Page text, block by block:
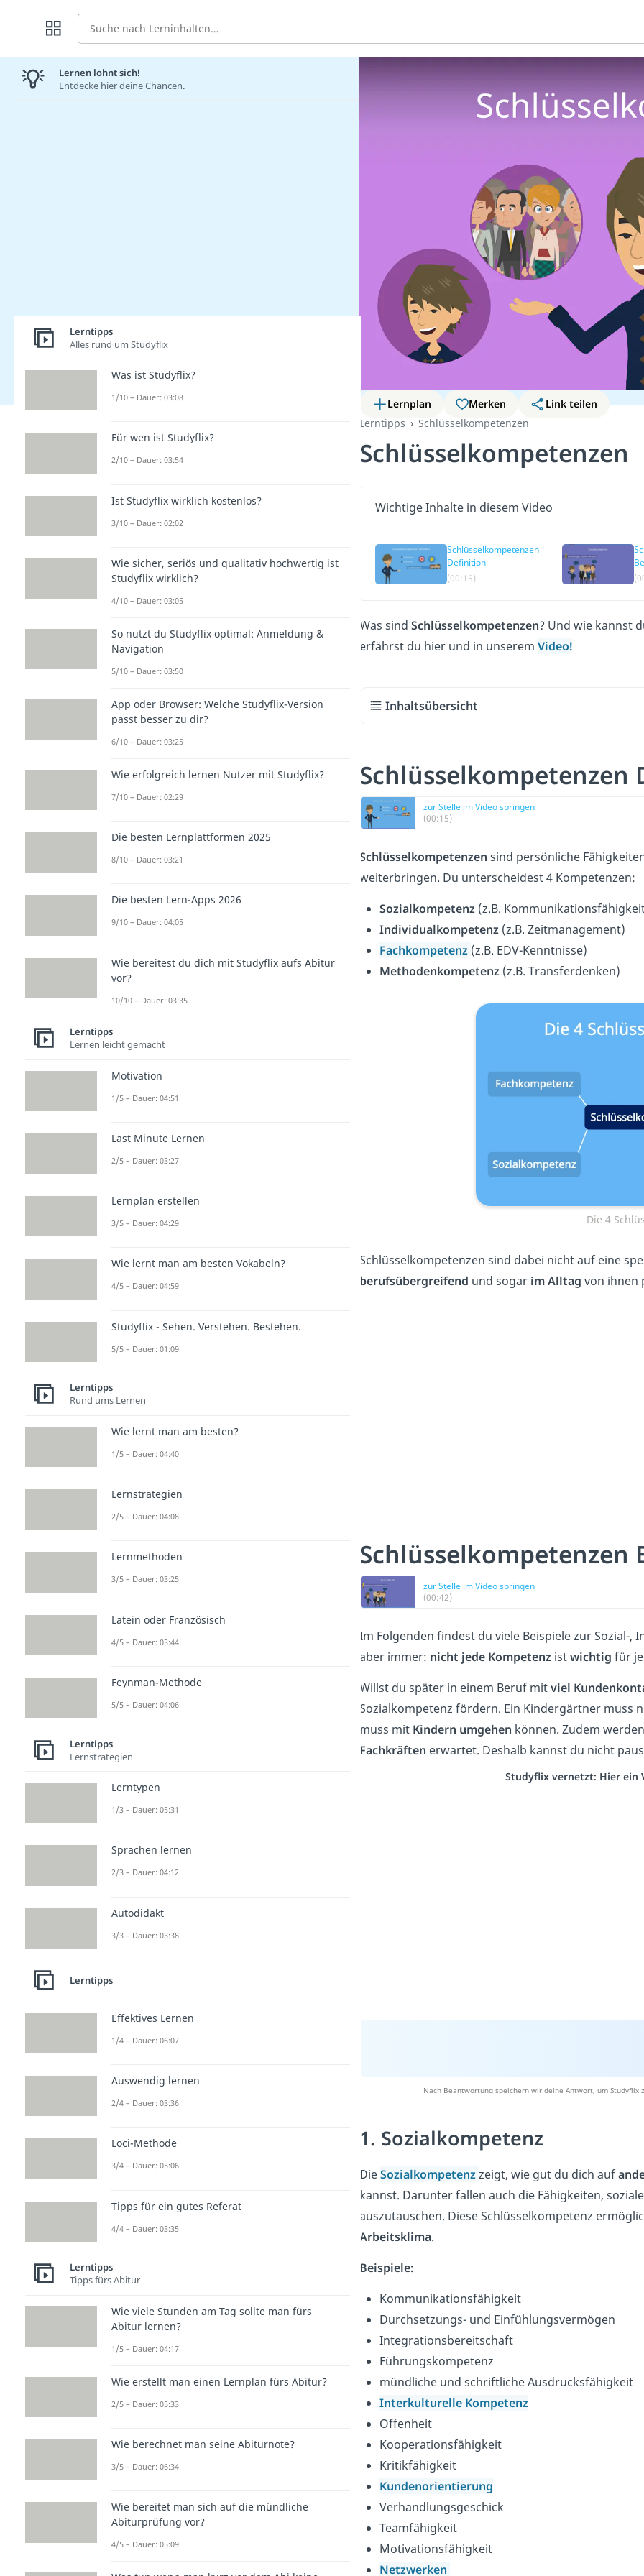
Suche
Lernplan Merken
Link teilen
Lerntipps
Schlüsselkompetenzen
Schlüsselkompetenzen
Wichtige Inhalte in diesem Video
Schlüsselkompetenzen
Definition
(00:15)
Was sindSchlüsselkompetenzen? Und wie kannst
erfährst du hier und in unseremVideo!
Inhaltsübersicht
Schlüsselkompetenzen
zur Stelle im Video springen
(00:15)
Schlüsselkompetenzen sind persönliche
weiterbringen. Du unterscheidest 4 Kompetenzen:
Sozialkompetenz (z.B.
Individualkompetenz (z.B. Zeitmanagement)
Fachkompetenz (z.B. EDV-Kenntnisse)
Methodenkompetenz (z.B. Transferdenken)
Die 4
Schlüsselkompetenzen sind dabei nicht auf eine
berufsübergreifend und sogar im Alltag von ihnen
Schlüsselkompetenzen
zur Stelle im Video springen
(00:42)
Im Folgenden findest du viele Beispiele zur Sozial-
aber immer: nicht jede Kompetenz istwichtig für
Willst du später in einem Beruf mitviel
Sozialkompetenz fördern. Ein Kindergärtner muss
muss mit Kindern umgehen können.Zudem
Fachkräften erwartet. Deshalb kannst du nicht
Studyflix vernetzt: Hier ein
Nach Beantwortung speichern wir deine Antwort, um Studyflix
1. Sozialkompetenz
DieSozialkompetenzzeigt, wie gut du dich auf
kannst. Darunter fallen auch die Fähigkeiten,
auszutauschen. Diese Schlüsselkompetenz
Arbeitsklima.
Beispiele:
Kommunikationsfähigkeit
Durchsetzungs- und Einfühlungsvermögen
Integrationsbereitschaft
Führungskompetenz
mündliche und schriftliche Ausdrucksfähigkeit
Interkulturelle Kompetenz
Offenheit
Kooperationsfähigkeit
Kritikfähigkeit
Kundenorientierung
Verhandlungsgeschick
Teamfähigkeit
Motivationsfähigkeit
Netzwerken
Lernen lohnt sich!
Entdecke hier deine Chancen.
Lerntipps
Alles rund um Studyflix
Was ist Studyflix?
1/10 – Dauer: 03:08
Für wen ist Studyflix?
2/10 – Dauer: 03:54
Ist Studyflix wirklich kostenlos?
3/10 – Dauer: 02:02
Wie sicher, seriös und qualitativ hochwertig ist
Studyflix wirklich?
4/10 – Dauer: 03:05
So nutzt du Studyflix optimal: Anmeldung &
Navigation
5/10 – Dauer: 03:50
App oder Browser: Welche Studyflix-Version
passt besser zu dir?
6/10 – Dauer: 03:25
Wie erfolgreich lernen Nutzer mit Studyflix?
7/10 – Dauer: 02:29
Die besten Lernplattformen 2025
8/10 – Dauer: 03:21
Die besten Lern-Apps 2026
9/10 – Dauer: 04:05
Wie bereitest du dich mit Studyflix aufs Abitur
vor?
10/10 – Dauer: 03:35
Lerntipps
Lernen leicht gemacht
Motivation
1/5 – Dauer: 04:51
Last Minute Lernen
2/5 – Dauer: 03:27
Lernplan erstellen
3/5 – Dauer: 04:29
Wie lernt man am besten Vokabeln?
4/5 – Dauer: 04:59
Studyflix - Sehen. Verstehen. Bestehen.
5/5 – Dauer: 01:09
Lerntipps
Rund ums Lernen
Wie lernt man am besten?
1/5 – Dauer: 04:40
Lernstrategien
2/5 – Dauer: 04:08
Lernmethoden
3/5 – Dauer: 03:25
Latein oder Französisch
4/5 – Dauer: 03:44
Feynman-Methode
5/5 – Dauer: 04:06
Lerntipps
Lernstrategien
Lerntypen
1/3 – Dauer: 05:31
Sprachen lernen
2/3 – Dauer: 04:12
Autodidakt
3/3 – Dauer: 03:38
Lerntipps
Effektives Lernen
1/4 – Dauer: 06:07
Auswendig lernen
2/4 – Dauer: 03:36
Loci-Methode
3/4 – Dauer: 05:06
Tipps für ein gutes Referat
4/4 – Dauer: 03:35
Lerntipps
Tipps fürs Abitur
Wie viele Stunden am Tag sollte man fürs
Abitur lernen?
1/5 – Dauer: 04:17
Wie erstellt man einen Lernplan fürs Abitur?
2/5 – Dauer: 05:33
Wie berechnet man seine Abiturnote?
3/5 – Dauer: 06:34
Wie bereitet man sich auf die mündliche
Abiturprüfung vor?
4/5 – Dauer: 05:09